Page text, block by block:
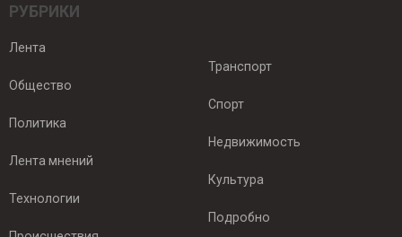
РУБРИКИ
Лента
Общество
Политика
Лента мнений
Технологии
Транспорт
Спорт
Недвижимость
Культура
Подробно